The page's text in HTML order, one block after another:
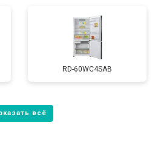
RD-60WC4SAB